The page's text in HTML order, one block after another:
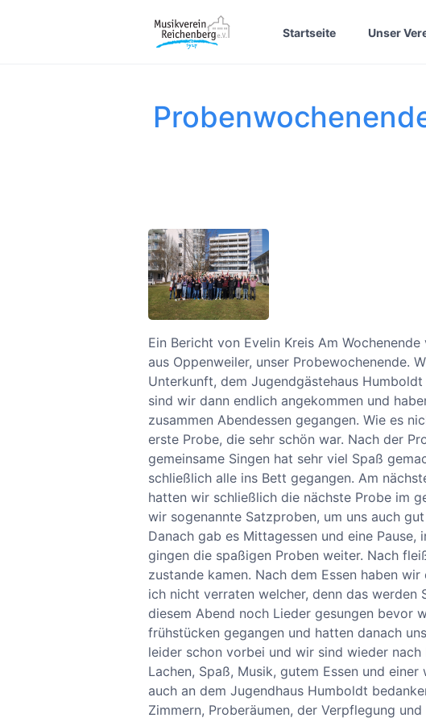
Startseite Unser
Ein Bericht von Evelin Kreis Am
aus Oppenweiler, unser Probewochenende.
Unterkunft, dem Jugendgästehaus
sind wir dann endlich angekommen und
zusammen Abendessen gegangen. Wie es
erste Probe, die sehr schön war. Nach der
gemeinsame Singen hat sehr viel Spaß
schließlich alle ins Bett gegangen. Am
hatten wir schließlich die nächste Probe im
wir sogenannte Satzproben, um uns auch
Danach gab es Mittagessen und eine
gingen die spaßigen Proben weiter. Nach
zustande kamen. Nach dem Essen haben
ich nicht verraten welcher, denn das werden
diesem Abend noch Lieder gesungen bevor
frühstücken gegangen und hatten danach
leider schon vorbei und wir sind wieder
Lachen, Spaß, Musik, gutem Essen und
auch an dem Jugendhaus Humboldt
Zimmern, Proberäumen, der Verpflegung